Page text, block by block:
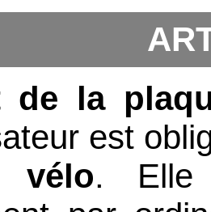
de la
est
. Elle